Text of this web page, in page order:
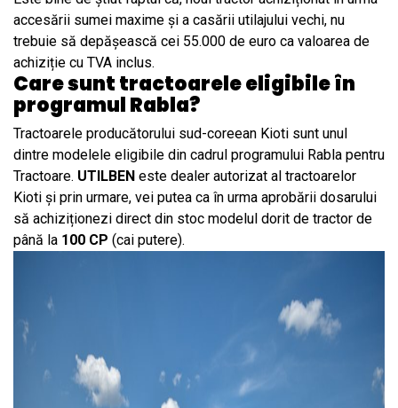
accesării sumei maxime și a casării utilajului vechi, nu
trebuie să depășească cei 55.000 de euro ca valoarea de
achiziție cu TVA inclus.
Care sunt tractoarele eligibile în
programul Rabla?
Tractoarele producătorului sud-coreean Kioti sunt unul
dintre modelele eligibile din cadrul programului Rabla pentru
Tractoare. UTILBEN este dealer autorizat al tractoarelor
Kioti și prin urmare, vei putea ca în urma aprobării dosarului
să achiziționezi direct din stoc modelul dorit de tractor de
până la 100 CP (cai putere).